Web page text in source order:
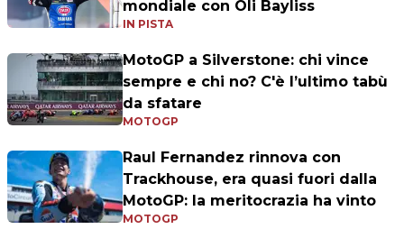
mondiale con Oli Bayliss
IN PISTA
MotoGP a Silverstone: chi vince
sempre e chi no? C'è l’ultimo tabù
da sfatare
MOTOGP
Raul Fernandez rinnova con
Trackhouse, era quasi fuori dalla
MotoGP: la meritocrazia ha vinto
MOTOGP